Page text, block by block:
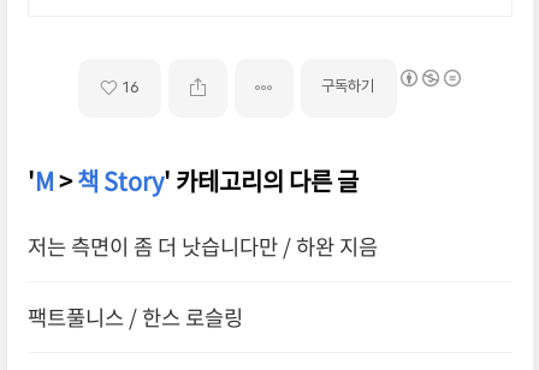
16 구독하기
'M>책 Story' 카테고리의 다른 글
저는 측면이 좀 더 낫습니다만 / 하완 지음
팩트풀니스 / 한스 로슬링